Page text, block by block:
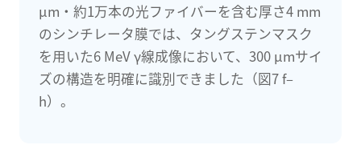
μm・約1万本の光ファイバーを含む厚さ4 mm
のシンチレータ膜では、タングステンマスク
を用いた6 MeV γ線成像において、300 μmサイ
ズの構造を明確に識別できました（図7 f–
h）。